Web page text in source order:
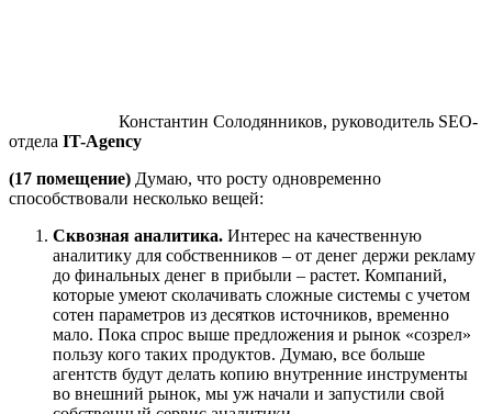
Константин Солодянников, руководитель SEO-
отдела IT-Agency
(17 помещение) Думаю, что росту одновременно
способствовали несколько вещей:
Сквозная аналитика. Интерес на качественную
аналитику для собственников – от денег держи рекламу
до финальных денег в прибыли – растет. Компаний,
которые умеют сколачивать сложные системы с учетом
сотен параметров из десятков источников, временно
мало. Пока спрос выше предложения и рынок «созрел»
пользу кого таких продуктов. Думаю, все больше
агентств будут делать копию внутренние инструменты
во внешний рынок, мы уж начали и запустили свой